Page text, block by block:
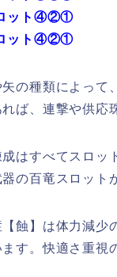
ット④②①
ット④②①
矢の種類によって
れば、連撃や供応
はすべてスロッ
の百竜スロット
蝕】は体力減少
ます。快適さ重視